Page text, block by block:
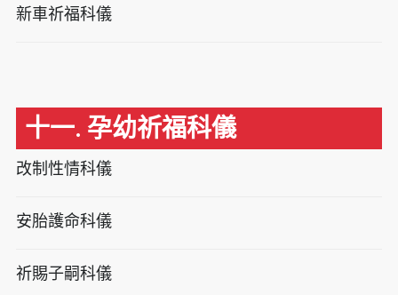
新車祈福科儀
十一. 孕幼祈福科儀
改制性情科儀
安胎護命科儀
祈賜子嗣科儀